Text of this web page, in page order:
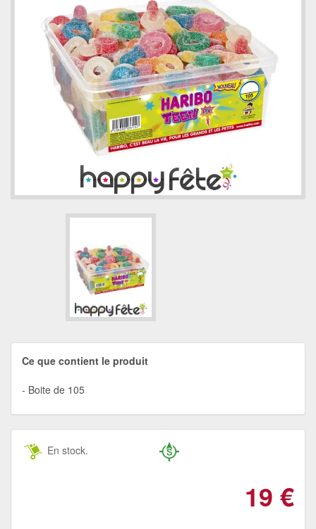
Ce que contient le produit
Boite de 105
En stock.
19 €